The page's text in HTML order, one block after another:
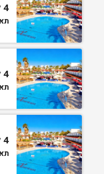
4 לילות לזוג ע"ב לינה וארוחת בוקר בחדר גן
4 לילות לזוג ע"ב חצי פנסיון בחדר גן
4 לילות לזוג + 2 ילדים ע"ב חצי פנסיון בחדר סופריור